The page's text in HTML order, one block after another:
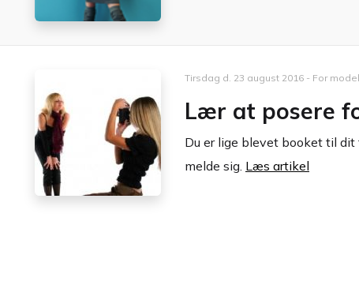
Tirsdag d. 23 august 2016 - For
Lær at posere
Du er lige blevet booket til
melde sig. Læs artikel